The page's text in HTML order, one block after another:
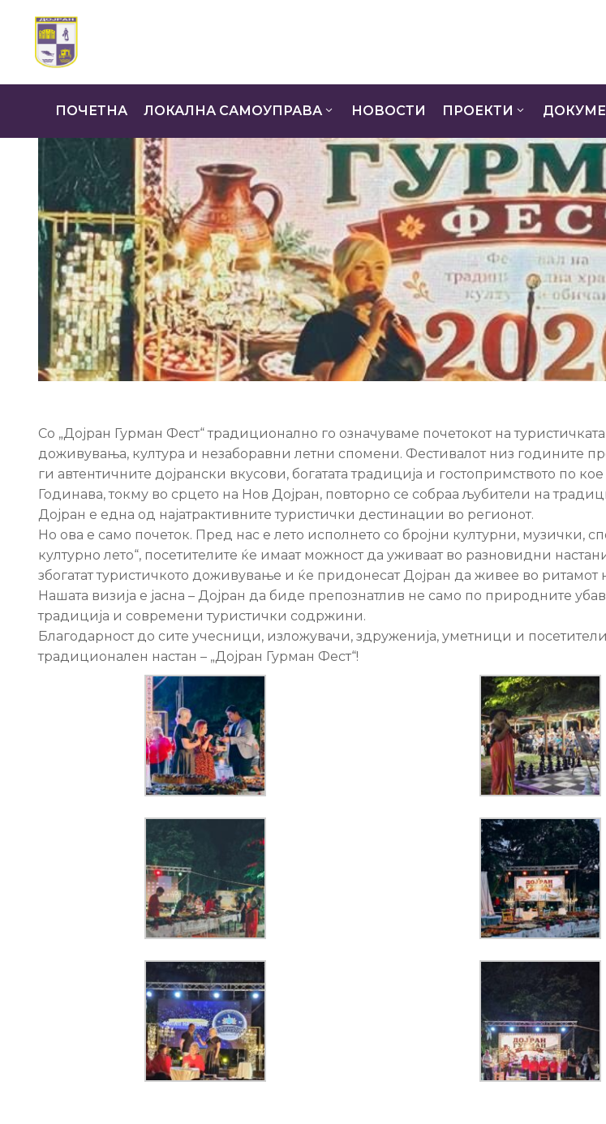
ПОЧЕТНА ЛОКАЛНА САМОУПРАВА НОВОСТИ ПРОЕКТИ
Со „Дојран Гурман Фест“ традиционално го означуваме почетокот на
доживувања, култура и незаборавни летни спомени. Фестивалот низ годините
ги автентичните дојрански вкусови, богатата традиција и гостопримството по
Годинава, токму во срцето на Нов Дојран, повторно се собраа љубители на
Дојран е една од најатрактивните туристички дестинации во регионот.
Но ова е само почеток. Пред нас е лето исполнето со бројни културни, музички,
културно лето“, посетителите ќе имаат можност да уживаат во разновидни
збогатат туристичкото доживување и ќе придонесат Дојран да живее во ритамот
Нашата визија е јасна – Дојран да биде препознатлив не само по природните
традиција и современи туристички содржини.
Благодарност до сите учесници, изложувачи, здруженија, уметници и
традиционален настан – „Дојран Гурман Фест“!